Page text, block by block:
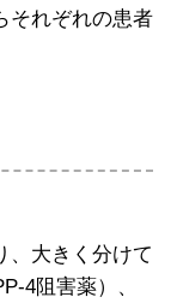
それぞれの患者
、大きく分けて
4阻害薬）、